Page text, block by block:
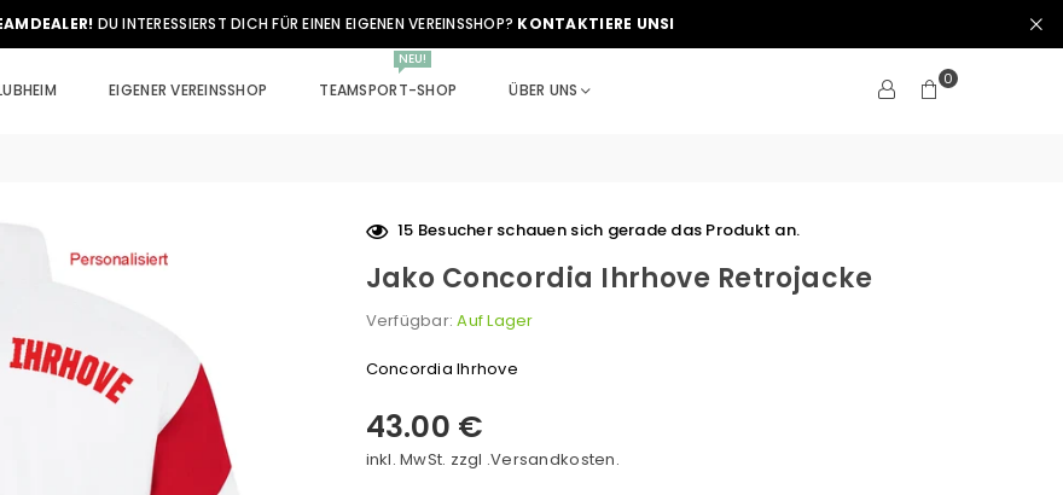
DU INTERESSIERST DICH FÜR EINEN EIGENEN VEREINSSHOP? KONTAKTIERE UNSI
EIGENER VEREINSSHOP TEAMSPORT-SHOP
NEU!
ÜBER UNS
0
15 Besucher schauen sich gerade das Produkt an.
Jako Concordia Ihrhove Retrojacke
Verfügbar:Auf Lager
Concordia Ihrhove
Normaler
Preis
43.00 €
inkl. MwSt. zzgl .Versandkosten.